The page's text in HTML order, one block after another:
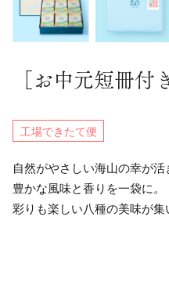
［お中元短冊
工場できたて便
自然がやさしい海山の幸が活
豊かな風味と香りを一袋に。
彩りも楽しい八種の美味が集